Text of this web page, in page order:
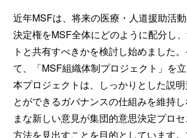
近年MSFは、将来の医療・人道援助活
決定権をMSF全体にどのように配分し
トと共有すべきかを検討し始めました
て、「MSF組織体制プロジェクト」を立
本プロジェクトは、しっかりとした説
とができるガバナンスの仕組みを維持
まな新しい意見が集団的意思決定プロ
方法を見出すことを目的としています